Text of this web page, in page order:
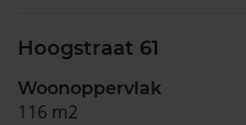
Hoogstraat 61
Woonoppervlak
116 m2